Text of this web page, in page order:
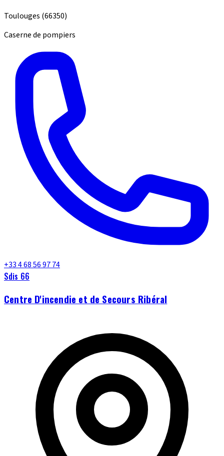
Toulouges (66350)
Caserne de pompiers
+33 4 68 56 97 74
Sdis 66
Centre D'incendie et de Secours Ribéral